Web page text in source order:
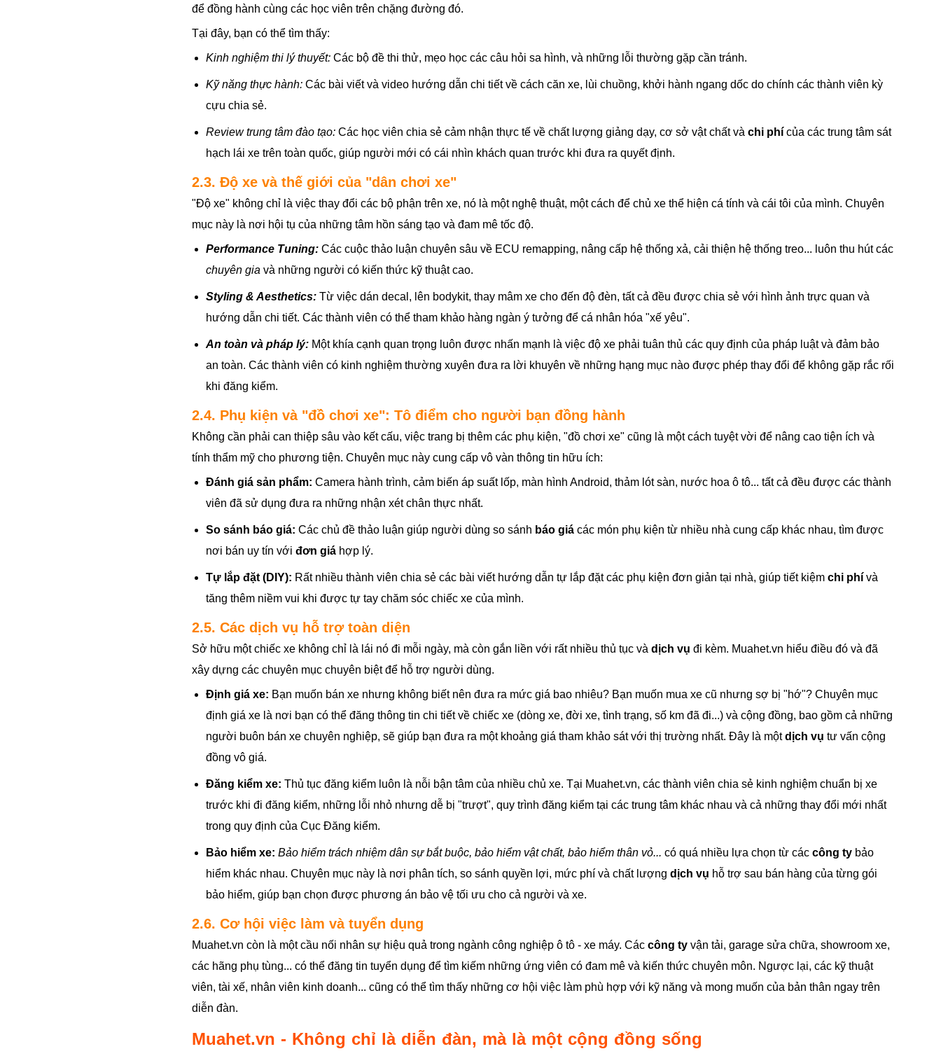
để đồng hành cùng các học viên trên chặng đường đó.
Tại đây, bạn có thể tìm thấy:
Kinh nghiệm thi lý thuyết:Các bộ đề thi thử, mẹo học các câu hỏi sa hình, và những lỗi thường gặp cần tránh.
Kỹ năng thực hành:Các bài viết và video hướng dẫn chi tiết về cách căn xe, lùi chuồng, khởi hành ngang dốc do chính các thành viên kỳ
cựu chia sẻ.
Review trung tâm đào tạo:Các học viên chia sẻ cảm nhận thực tế về chất lượng giảng dạy, cơ sở vật chất và chi phícủa các trung tâm sát
hạch lái xe trên toàn quốc, giúp người mới có cái nhìn khách quan trước khi đưa ra quyết định.
2.3. Độ xe và thế giới của "dân chơi xe"
"Độ xe" không chỉ là việc thay đổi các bộ phận trên xe, nó là một nghệ thuật, một cách để chủ xe thể hiện cá tính và cái tôi của mình. Chuyên
mục này là nơi hội tụ của những tâm hồn sáng tạo và đam mê tốc độ.
Performance Tuning:Các cuộc thảo luận chuyên sâu về ECU remapping, nâng cấp hệ thống xả, cải thiện hệ thống treo... luôn thu hút các
chuyên gia và những người có kiến thức kỹ thuật cao.
Styling & Aesthetics:Từ việc dán decal, lên bodykit, thay mâm xe cho đến độ đèn, tất cả đều được chia sẻ với hình ảnh trực quan và
hướng dẫn chi tiết. Các thành viên có thể tham khảo hàng ngàn ý tưởng để cá nhân hóa "xế yêu".
An toàn và pháp lý:Một khía cạnh quan trọng luôn được nhấn mạnh là việc độ xe phải tuân thủ các quy định của pháp luật và đảm bảo
an toàn. Các thành viên có kinh nghiệm thường xuyên đưa ra lời khuyên về những hạng mục nào được phép thay đổi để không gặp rắc rối
khi đăng kiểm.
2.4. Phụ kiện và "đồ chơi xe": Tô điểm cho người bạn đồng hành
Không cần phải can thiệp sâu vào kết cấu, việc trang bị thêm các phụ kiện, "đồ chơi xe" cũng là một cách tuyệt vời để nâng cao tiện ích và
tính thẩm mỹ cho phương tiện. Chuyên mục này cung cấp vô vàn thông tin hữu ích:
Đánh giá sản phẩm: Camera hành trình, cảm biến áp suất lốp, màn hình Android, thảm lót sàn, nước hoa ô tô... tất cả đều được các thành
viên đã sử dụng đưa ra những nhận xét chân thực nhất.
So sánh báo giá: Các chủ đề thảo luận giúp người dùng so sánh báo giácác món phụ kiện từ nhiều nhà cung cấp khác nhau, tìm được
nơi bán uy tín với đơn giáhợp lý.
Tự lắp đặt (DIY): Rất nhiều thành viên chia sẻ các bài viết hướng dẫn tự lắp đặt các phụ kiện đơn giản tại nhà, giúp tiết kiệm chi phívà
tăng thêm niềm vui khi được tự tay chăm sóc chiếc xe của mình.
2.5. Các dịch vụ hỗ trợ toàn diện
Sở hữu một chiếc xe không chỉ là lái nó đi mỗi ngày, mà còn gắn liền với rất nhiều thủ tục và dịch vụ đi kèm. Muahet.vn hiểu điều đó và đã
xây dựng các chuyên mục chuyên biệt để hỗ trợ người dùng.
Định giá xe: Bạn muốn bán xe nhưng không biết nên đưa ra mức giá bao nhiêu? Bạn muốn mua xe cũ nhưng sợ bị "hớ"? Chuyên mục
định giá xe là nơi bạn có thể đăng thông tin chi tiết về chiếc xe (dòng xe, đời xe, tình trạng, số km đã đi...) và cộng đồng, bao gồm cả những
người buôn bán xe chuyên nghiệp, sẽ giúp bạn đưa ra một khoảng giá tham khảo sát với thị trường nhất. Đây là mộtdịch vụ tư vấn cộng
đồng vô giá.
Đăng kiểm xe: Thủ tục đăng kiểm luôn là nỗi bận tâm của nhiều chủ xe. Tại Muahet.vn, các thành viên chia sẻ kinh nghiệm chuẩn bị xe
trước khi đi đăng kiểm, những lỗi nhỏ nhưng dễ bị "trượt", quy trình đăng kiểm tại các trung tâm khác nhau và cả những thay đổi mới nhất
trong quy định của Cục Đăng kiểm.
Bảo hiểm xe: Bảo hiểm trách nhiệm dân sự bắt buộc, bảo hiểm vật chất, bảo hiểm thân vỏ... có quá nhiều lựa chọn từ các công tybảo
hiểm khác nhau. Chuyên mục này là nơi phân tích, so sánh quyền lợi, mức phí và chất lượng dịch vụ hỗ trợ sau bán hàng của từng gói
bảo hiểm, giúp bạn chọn được phương án bảo vệ tối ưu cho cả người và xe.
2.6. Cơ hội việc làm và tuyển dụng
Muahet.vn còn là một cầu nối nhân sự hiệu quả trong ngành công nghiệp ô tô - xe máy. Các công tyvận tải, garage sửa chữa, showroom xe,
các hãng phụ tùng... có thể đăng tin tuyển dụng để tìm kiếm những ứng viên có đam mê và kiến thức chuyên môn. Ngược lại, các kỹ thuật
viên, tài xế, nhân viên kinh doanh... cũng có thể tìm thấy những cơ hội việc làm phù hợp với kỹ năng và mong muốn của bản thân ngay trên
diễn đàn.
Muahet.vn - Không chỉ là diễn đàn, mà là một cộng đồng sống